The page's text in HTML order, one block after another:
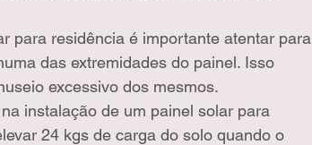
para residência é importante atentar para
das extremidades do painel. Isso
excessivo dos mesmos.
instalação de um painel solar para
24 kgs de carga do solo quando o